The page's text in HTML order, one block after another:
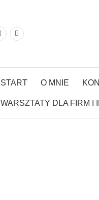
START O MNIE
WARSZTATY DLA FIRM I